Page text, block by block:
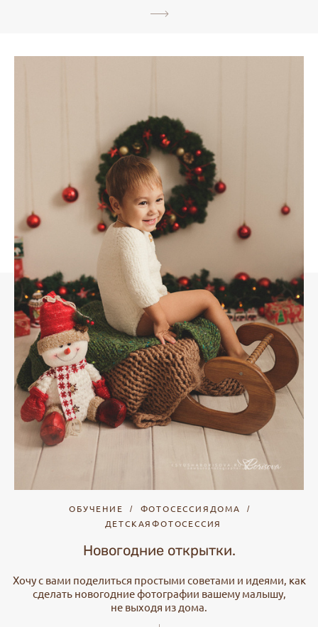
ОБУЧЕНИЕ
ФОТОСЕССИЯДОМА
ДЕТСКАЯФОТОСЕССИЯ
Новогодние открытки.
Хочу с вами поделиться простыми советами и идеями, как
сделать новогодние фотографии вашему малышу,
не выходя из дома.